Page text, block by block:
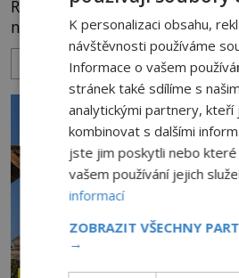
Relikvie svatých jsou po staletí
nejcennějších pokladů křesťanského
mají pečlivě doloženou historii,
záhady, krádeže i nečekané
připomínají dobrodružné
o skutečné historické události. Ve středověké
Evropě mají relikvie
jen předmětem úcty
ZOBRAZIT VÍCE
K personalizaci obsahu,
návštěvnosti používáme
Informace o vašem
stránek také sdílíme s
analytickými partnery, kteří
kombinovat s dalšími
jste jim poskytli nebo které
vašem používání jejich
informací
ZOBRAZIT VŠECHNY
→